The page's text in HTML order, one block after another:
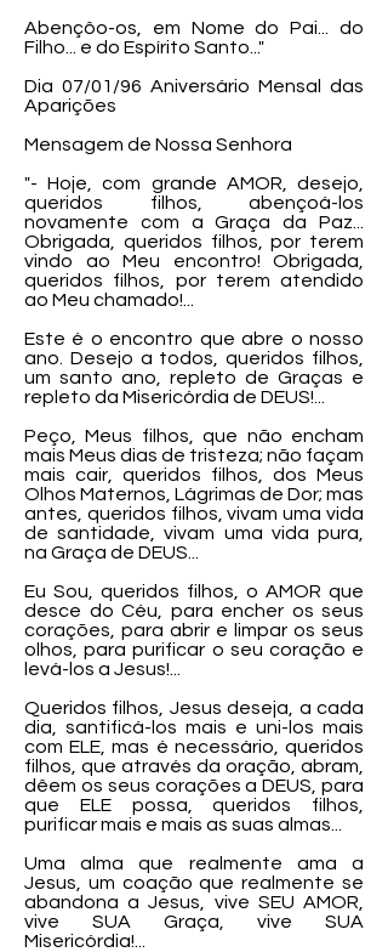
Abençôo-os, em Nome do Pai... do
Filho... e do Espírito Santo..."
Dia 07/01/96 Aniversário Mensal das
Aparições
Mensagem de Nossa Senhora
"- Hoje, com grande AMOR, desejo,
queridos filhos, abençoá-los
novamente com a Graça da Paz...
Obrigada, queridos filhos, por terem
vindo ao Meu encontro! Obrigada,
queridos filhos, por terem atendido
ao Meu chamado!...
Este é o encontro que abre o nosso
ano. Desejo a todos, queridos filhos,
um santo ano, repleto de Graças e
repleto da Misericórdia de DEUS!...
Peço, Meus filhos, que não encham
mais Meus dias de tristeza; não façam
mais cair, queridos filhos, dos Meus
Olhos Maternos, Lágrimas de Dor; mas
antes, queridos filhos, vivam uma vida
de santidade, vivam uma vida pura,
na Graça de DEUS...
Eu Sou, queridos filhos, o AMOR que
desce do Céu, para encher os seus
corações, para abrir e limpar os seus
olhos, para purificar o seu coração e
levá-los a Jesus!...
Queridos filhos, Jesus deseja, a cada
dia, santificá-los mais e uni-los mais
com ELE, mas é necessário, queridos
filhos, que através da oração, abram,
dêem os seus corações a DEUS, para
que ELE possa, queridos filhos,
purificar mais e mais as suas almas...
Uma alma que realmente ama a
Jesus, um coação que realmente se
abandona a Jesus, vive SEU AMOR,
vive SUA Graça, vive SUA
Misericórdia!...